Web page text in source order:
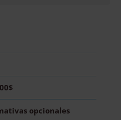
opcionales